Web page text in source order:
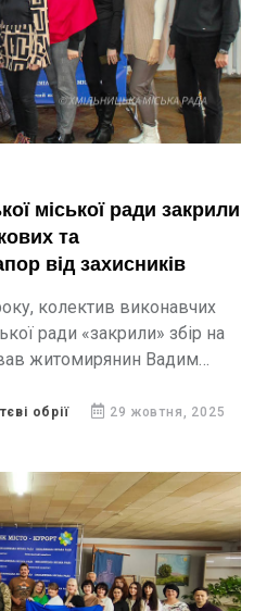
міської ради закрили
та
від захисників
колектив виконавчих
ради «закрили» збір на
житомирянин Вадим
бойові завдання...
обрії 29 жовтня, 2025